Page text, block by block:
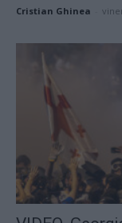
Cristian Ghinea